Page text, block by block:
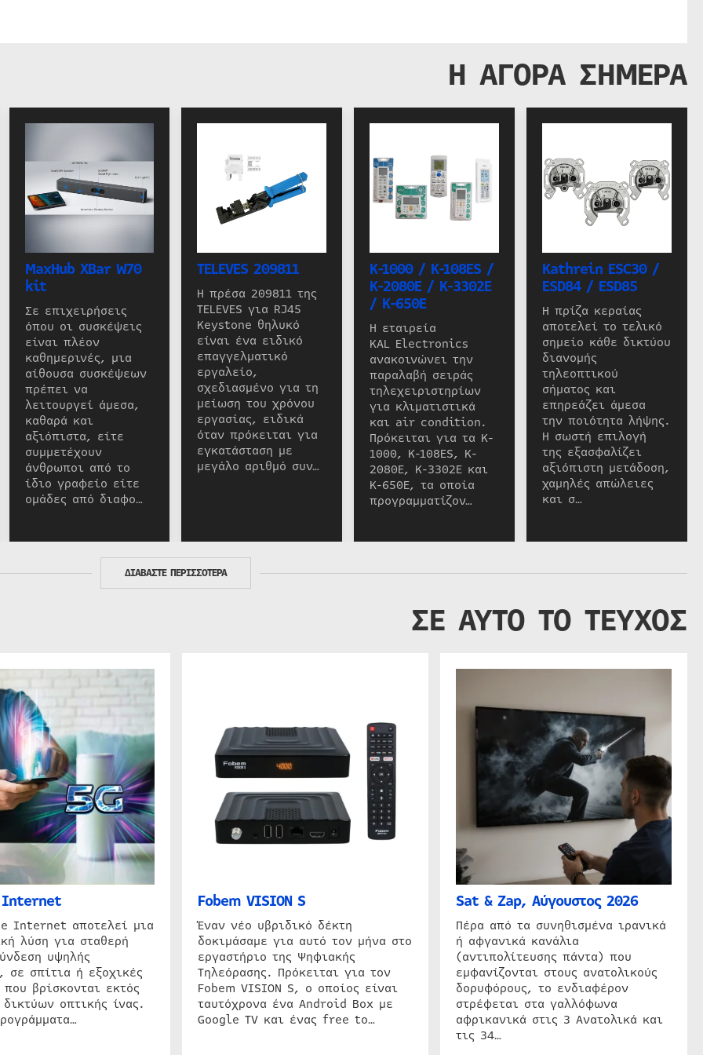
Η ΑΓΟΡΑ ΣΗΜΕΡΑ
MaxHub XBar W70
kit
Σε επιχειρήσεις
όπου οι συσκέψεις
είναι πλέον
καθημερινές, μια
αίθουσα συσκέψεων
πρέπει να
λειτουργεί άμεσα,
καθαρά και
αξιόπιστα, είτε
συμμετέχουν
άνθρωποι από το
ίδιο γραφείο είτε
ομάδες από διαφο…
TELEVES 209811
Η πρέσα 209811 της
TELEVES για RJ45
Keystone θηλυκό
είναι ένα ειδικό
επαγγελματικό
εργαλείο,
σχεδιασμένο για τη
μείωση του χρόνου
εργασίας, ειδικά
όταν πρόκειται για
εγκατάσταση με
μεγάλο αριθμό συν…
K-1000 / K-108ES /
K-2080E / K-3302E
/ K-650E
Η εταιρεία
KAL Electronics
ανακοινώνει την
παραλαβή σειράς
τηλεχειριστηρίων
για κλιματιστικά
και air condition.
Πρόκειται για τα K-
1000, K-108ES, K-
2080E, K-3302E και
K-650E, τα οποία
προγραμματίζον…
Kathrein ESC30 /
ESD84 / ESD85
Η πρίζα κεραίας
αποτελεί το τελικό
σημείο κάθε δικτύου
διανομής
τηλεοπτικού
σήματος και
επηρεάζει άμεσα
την ποιότητα λήψης.
Η σωστή επιλογή
της εξασφαλίζει
αξιόπιστη μετάδοση,
χαμηλές απώλειες
και σ…
ΔΙΑΒΑΣΤΕ ΠΕΡΙΣΣΟΤΕΡΑ
ΣΕ ΑΥΤΟ ΤΟ ΤΕΥΧΟΣ
Internet
Internet αποτελεί μια
λύση για σταθερή
υψηλής
σε σπίτια ή εξοχικές
που βρίσκονται εκτός
οπτικής ίνας.
Fobem VISION S
Έναν νέο υβριδικό δέκτη
δοκιμάσαμε για αυτό τον μήνα στο
εργαστήριο της Ψηφιακής
Τηλεόρασης. Πρόκειται για τον
Fobem VISION S, ο οποίος είναι
ταυτόχρονα ένα Android Box με
Google TV και ένας free to…
Sat & Zap, Αύγουστος 2026
Πέρα από τα συνηθισμένα ιρανικά
ή αφγανικά κανάλια
(αντιπολίτευσης πάντα) που
εμφανίζονται στους ανατολικούς
δορυφόρους, το ενδιαφέρον
στρέφεται στα γαλλόφωνα
αφρικανικά στις 3 Ανατολικά και
τις 34…